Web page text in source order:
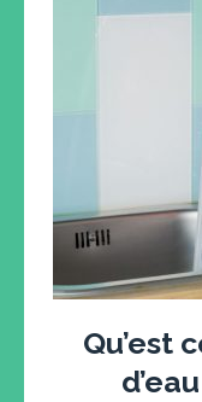
Qu’est